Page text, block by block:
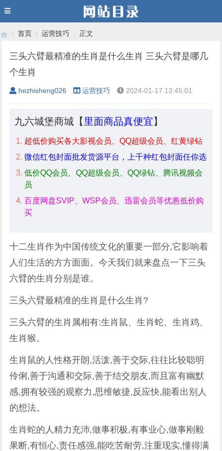
首页
›
运营技巧 正文
三头六臂最精准的生肖是什么生肖 三头六臂是哪几
个生肖
hezhisheng026 运营技巧 2024-01-17 13:45:01
九六城堡商城【 里面商品真便宜】
超低价购买各大影视会员、QQ超级会员、红黄绿钻
微信红包封面批发货源平台，上千种红包封面任你选
低价QQ会员、QQ超级会员、QQ绿钻、腾讯视频会
员
百度网盘SVIP、WSP会员、迅雷会员等优惠低价购
买
十二生肖作为中国传统文化的重要一部分,它影响着
人们生活的方方面面。今天我们就来盘点一下三头
六臂的生肖分别是谁。
三头六臂最精准的生肖是什么生肖?
三头六臂的生肖属相有:生肖鼠、生肖蛇、生肖鸡、
生肖猴。
生肖鼠的人性格开朗,活泼,善于交际,往往比较聪明
伶俐,善于沟通和交际,善于结交朋友,而且富有幽默
感,拥有较强的观察力,思维敏捷,反应快,能看出别人
的想法。
生肖蛇的人精力充沛,做事积极,有事业心,做事刚毅
果断,有恒心,责任感强,能吃苦耐劳,注重现实,懂得满